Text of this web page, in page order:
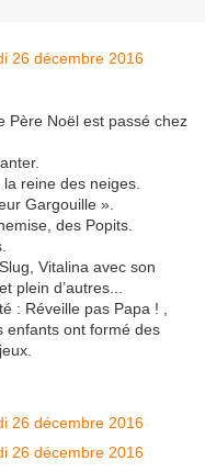
Père Noël est passé chez
reine des neiges.
Gargouille ».
des Popits.
Vitalina avec son
plein d’autres...
: Réveille pas Papa ! ,
enfants ont formé des